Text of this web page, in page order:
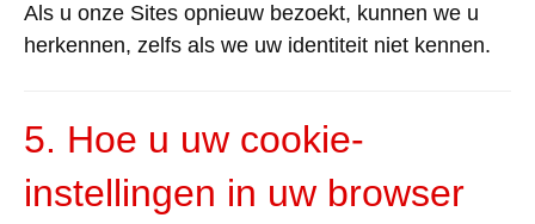
Als u onze Sites opnieuw bezoekt, kunnen we u
herkennen, zelfs als we uw identiteit niet kennen.
5. Hoe u uw cookie-
instellingen in uw browser